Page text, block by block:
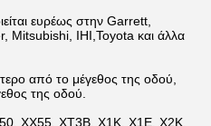
ευρέως στην Garrett,
Mitsubishi, IHI,Toyota και άλλα
από το μέγεθος της οδού,
της οδού.
ΧΧ55, ΧΤ3Β, Χ1Κ, Χ1Ε, Χ2Κ,